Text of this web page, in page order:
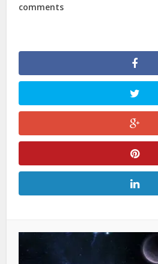
comments